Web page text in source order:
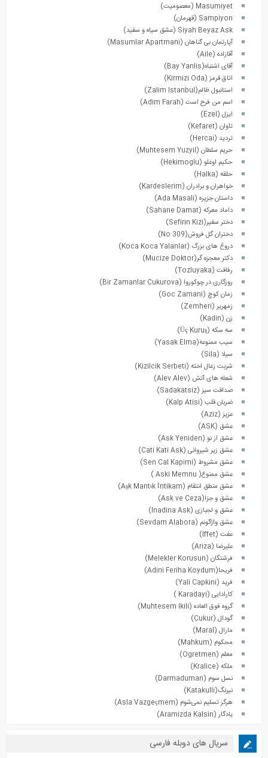
Masumiyet (معصومیت)
Sampiyon (قهرمان)
Siyah Beyaz Ask (عشق سیاه و سفید)
آپارتمان بی گناهان (Masumlar Apartmani)
آقازاده (Aile)
آقای اشتباه(Bay Yanlis)
اتاق قرمز (Kirmizi Oda)
استانبول ظالم(Zalim Istanbul)
اسم من فرح است (Adim Farah)
ایزل (Ezel)
تاوان (Kefaret)
تردید (Hercai)
حریم سلطان (Muhtesem Yuzyil)
حکیم اوغلو (Hekimoglu)
حلقه (Halka)
خواهران و برادران (Kardeslerim)
داستان جزیره (Ada Masali)
داماد معرکه (Sahane Damat)
دختر سفیر(Sefirin Kizi)
دختران گل فروش(No 309)
دروغ های بزرگ (Koca Koca Yalanlar)
دکتر معجزه گر(Mucize Doktor)
رفاقت (Tozluyaka)
روزگاری در چوکوروا (Bir Zamanlar Cukurova)
زمان کوچ (Goc Zamani)
زمهریر (Zemheri)
زن (Kadin)
سه سکه (Üç Kuruş)
سیب ممنوعه(Yasak Elma)
سیلا (Sila)
شربت زغال اخته (Kizilcik Serbeti)
شعله های آتش (Alev Alev)
صداقت سیز (Sadakatsiz)
ضربان قلب (Kalp Atisi)
عزیز (Aziz)
عشق (ASK)
عشق از نو (Ask Yeniden)
عشق زیر شیروانی (Cati Kati Ask)
عشق مشروط (Sen Cal Kapimi)
عشق ممنوع( Aski Memnu )
عشق منطق انتقام (Aşk Mantık İntikam)
عشق و جزا(Ask ve Ceza)
عشق و لجبازی (Inadina Ask)
عشق واژگونم (Sevdam Alabora)
عفت (Iffet)
علیرضا (Ariza)
فرشتگان (Melekler Korusun)
فریحا(Adini Feriha Koydum)
فرید (Yali Capkini)
کارادایی (Karadayi )
گروه فوق العاده (Muhtesem Ikili)
گودال (Cukur)
مارال (Maral)
محکوم (Mahkum)
معلم (Ogretmen)
ملکه (Kralice)
نسل سوم (Darmaduman)
نیرنگ(Katakulli)
هرگز تسلیم نمی‌شوم (Asla Vazgeçmem)
یادگار (Aramizda Kalsin)
سریال های دوبله فارسی